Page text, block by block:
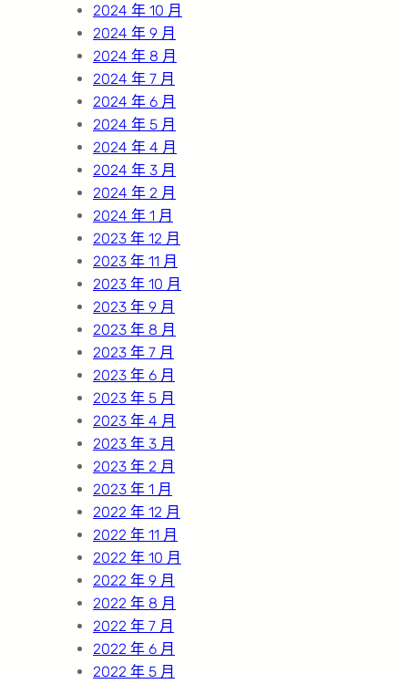
2024 年 10 月
2024 年 9 月
2024 年 8 月
2024 年 7 月
2024 年 6 月
2024 年 5 月
2024 年 4 月
2024 年 3 月
2024 年 2 月
2024 年 1 月
2023 年 12 月
2023 年 11 月
2023 年 10 月
2023 年 9 月
2023 年 8 月
2023 年 7 月
2023 年 6 月
2023 年 5 月
2023 年 4 月
2023 年 3 月
2023 年 2 月
2023 年 1 月
2022 年 12 月
2022 年 11 月
2022 年 10 月
2022 年 9 月
2022 年 8 月
2022 年 7 月
2022 年 6 月
2022 年 5 月